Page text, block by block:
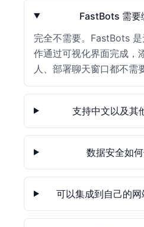
FastBots 需要
完全不需要。FastBots
作通过可视化界面完成，
人、部署聊天窗口都不需
支持中文以及其
数据安全如
可以集成到自己的